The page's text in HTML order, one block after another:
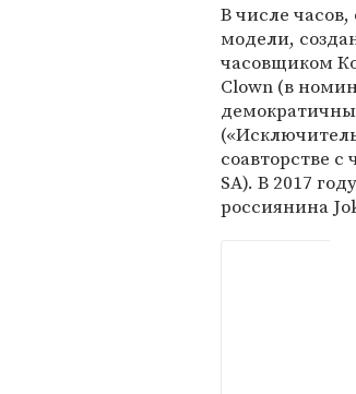
В числе
модели,
часовщиком
Clown (в
соавторстве
SA). В 2017
россиянина